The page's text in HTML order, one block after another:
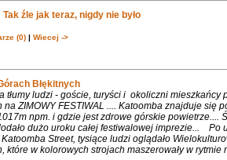
źle jak teraz, nigdy nie było
(0)| Wiecej ->
Błękitnych
tłumy ludzi - goście, turyści i okoliczni
na ZIMOWY FESTIWAL .... Katoomba znajduje się
npm. i gdzie jest zdrowe górskie powietrze....
dużo uroku całej festiwalowej imprezie...
Katoomba Street, tysiące ludzi oglądało
które w kolorowych strojach maszerowały w